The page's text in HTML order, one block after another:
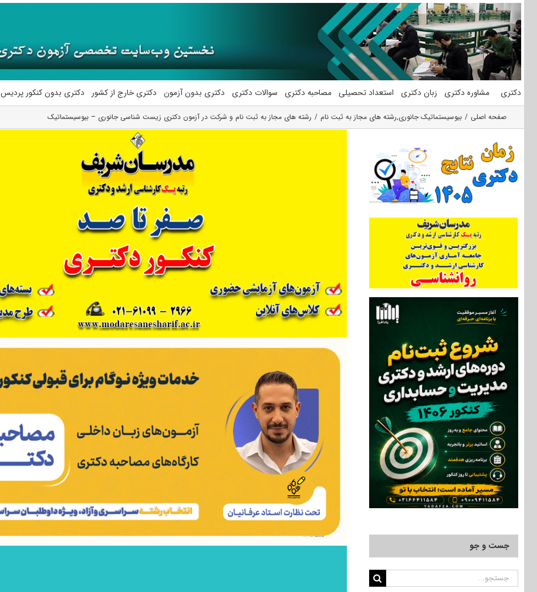
محتوا
دکتری مشاوره دکتری زبان دکتری استعداد تحصیلی مصاحبه دکتری سوالات دکتری دکتری بدون آزمون دکتری خارج از کشور دکتری بدون کنکور پردیس
صفحه اصلی بیوسیستماتیک جانوری,رشته های مجاز به ثبت نام رشته های مجاز به ثبت نام و شرکت در آزمون دکتری زیست ‌شناسی جانوری – بیوسیستماتیک
جست و جو
جستجو